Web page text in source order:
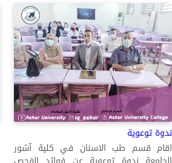
ندوة توعوية
اقام قسم طب الاسنان في كلية آشور